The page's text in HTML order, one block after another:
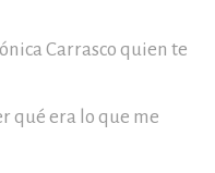
Carrasco quien te
qué era lo que me